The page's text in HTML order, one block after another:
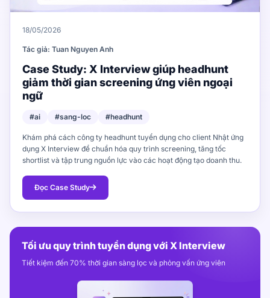
18/05/2026
Tác giả: Tuan Nguyen Anh
Case Study: X Interview giúp headhunt
giảm thời gian screening ứng viên ngoại
ngữ
#ai #sang-loc #headhunt
Khám phá cách công ty headhunt tuyển dụng cho client Nhật ứng
dụng X Interview để chuẩn hóa quy trình screening, tăng tốc
shortlist và tập trung nguồn lực vào các hoạt động tạo doanh thu.
Đọc Case Study
Tối ưu quy trình tuyển dụng với X Interview
Tiết kiệm đến 70% thời gian sàng lọc và phỏng vấn ứng viên